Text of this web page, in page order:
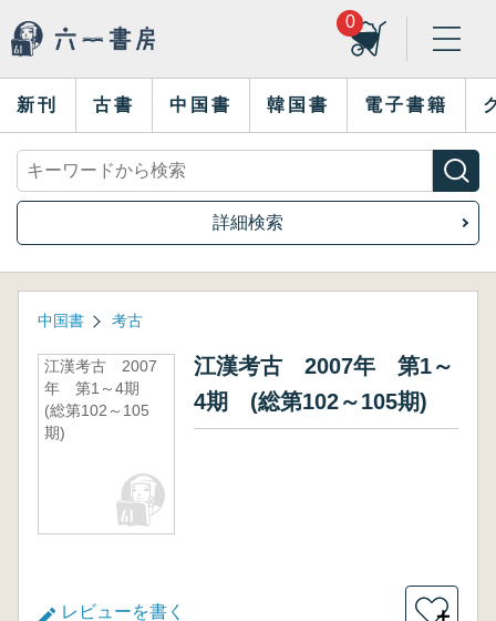
0
新刊 古書 中国書 韓国書 電子書籍
詳細検索
中国書 考古
江漢考古 2007
年 第1～4期
(総第102～105
期)
江漢考古 2007年 第1～
4期 (総第102～105期)
レビューを書く ＋